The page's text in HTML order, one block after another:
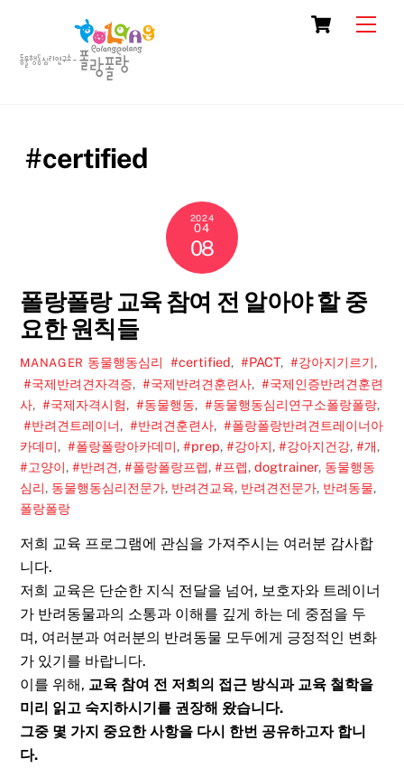
content
Cart
#certified
2024
04
08
폴랑폴랑 교육 참여 전 알아야 할 중
요한 원칙들
MANAGER 동물행동심리 #certified, #PACT, #강아지기르기,
#국제반려견자격증, #국제반려견훈련사, #국제인증반려견훈련
사, #국제자격시험, #동물행동, #동물행동심리연구소폴랑폴랑,
#반려견트레이너, #반려견훈련사, #폴랑폴랑반려견트레이너아
카데미, #폴랑폴랑아카데미,#prep,#강아지,#강아지건강,#개,
#고양이,#반려견,#폴랑폴랑프렙,#프렙,dogtrainer, 동물행동
심리, 동물행동심리전문가, 반려견교육, 반려견전문가, 반려동물,
폴랑폴랑
저희 교육 프로그램에 관심을 가져주시는 여러분 감사합
니다.
저희 교육은 단순한 지식 전달을 넘어, 보호자와 트레이너
가 반려동물과의 소통과 이해를 깊게 하는 데 중점을 두
며, 여러분과 여러분의 반려동물 모두에게 긍정적인 변화
가 있기를 바랍니다.
이를 위해, 교육 참여 전 저희의 접근 방식과 교육 철학을
미리 읽고 숙지하시기를 권장해 왔습니다.
그중 몇 가지 중요한 사항을 다시 한번 공유하고자 합니
다.